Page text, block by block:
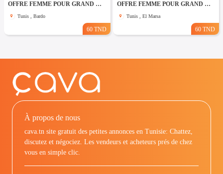
OFFRE FEMME POUR GRAND MENAGE PAR JOUR A Bardo
Tunis , Bardo
60 TND
OFFRE FEMME POUR GRAND MENAGE PAR JOUR A Marsa
Tunis , El Marsa
60 TND
À propos de nous
cava.tn site gratuit des petites annonces en Tunisie: Chattez,
discutez et négociez. Les vendeurs et acheteurs prés de chez
vous en simple clic.